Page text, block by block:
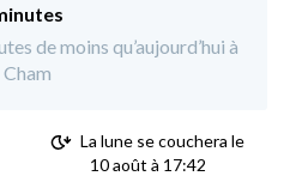
de moins qu’aujourd’hui à
Cham
La lune se couchera le
10 août à 17:42